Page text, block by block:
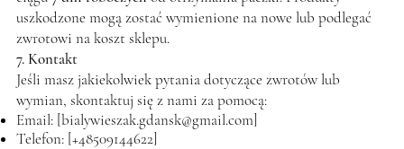
uszkodzone mogą zostać wymienione na nowe lub podlegać
zwrotowi na koszt sklepu.
7. Kontakt
Jeśli masz jakiekolwiek pytania dotyczące zwrotów lub
wymian, skontaktuj się z nami za pomocą:
Email: [bialywieszak.gdansk@gmail.com]
Telefon: [+48509144622]